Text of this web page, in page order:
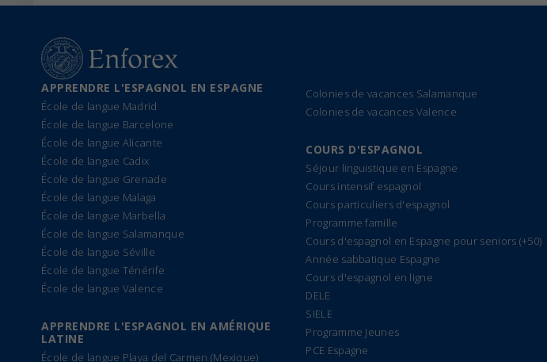
APPRENDRE L'ESPAGNOL EN ESPAGNE
École de langue Madrid
École de langue Barcelone
École de langue Alicante
École de langue Cadix
École de langue Grenade
École de langue Malaga
École de langue Marbella
École de langue Salamanque
École de langue Séville
École de langue Ténérife
École de langue Valence
APPRENDRE L'ESPAGNOL EN AMÉRIQUE
LATINE
École de langue Playa del Carmen (Mexique)
Colonies de vacances Salamanque
Colonies de vacances Valence
COURS D'ESPAGNOL
Séjour linguistique en Espagne
Cours intensif espagnol
Cours particuliers d'espagnol
Programme famille
Cours d'espagnol en Espagne pour seniors (+50)
Année sabbatique Espagne
Cours d'espagnol en ligne
DELE
SIELE
Programme Jeunes
PCE Espagne